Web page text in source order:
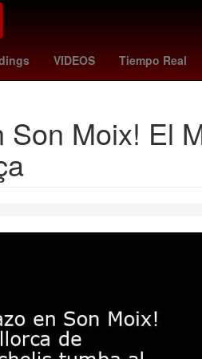
VIDEOS Tiempo Real
lanús costco torreon regreso a
Son Moix! El